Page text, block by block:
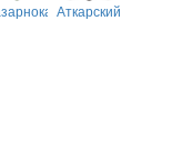
Аткарский